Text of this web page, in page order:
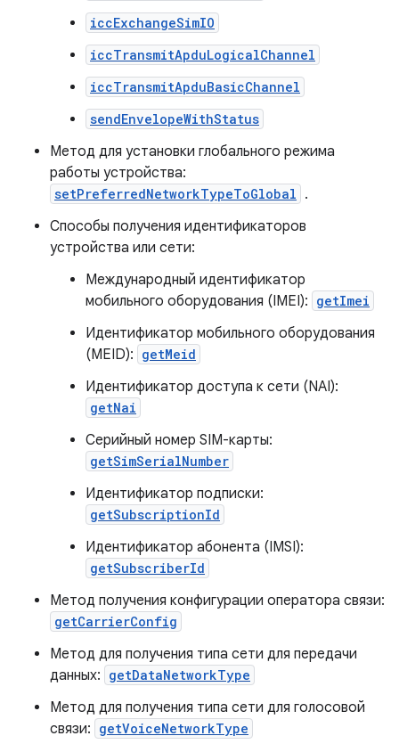
iccExchangeSimIO
iccTransmitApduLogicalChannel
iccTransmitApduBasicChannel
sendEnvelopeWithStatus
Метод для установки глобального режима
работы устройства:
setPreferredNetworkTypeToGlobal .
Способы получения идентификаторов
устройства или сети:
Международный идентификатор
мобильного оборудования (IMEI): getImei
Идентификатор мобильного оборудования
(MEID): getMeid
Идентификатор доступа к сети (NAI):
getNai
Серийный номер SIM-карты:
getSimSerialNumber
Идентификатор подписки:
getSubscriptionId
Идентификатор абонента (IMSI):
getSubscriberId
Метод получения конфигурации оператора связи:
getCarrierConfig
Метод для получения типа сети для передачи
данных: getDataNetworkType
Метод для получения типа сети для голосовой
связи: getVoiceNetworkType